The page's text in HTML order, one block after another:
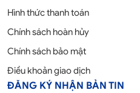
Hình thức thanh toán
Chính sách hoàn hủy
Chính sách bảo mật
Điều khoản giao dịch
ĐĂNG KÝ NHẬN BẢN TIN